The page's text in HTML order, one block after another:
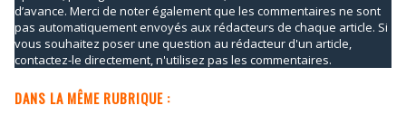
d’avance. Merci de noter également que les commentaires ne sont
pas automatiquement envoyés aux rédacteurs de chaque article. Si
vous souhaitez poser une question au rédacteur d'un article,
contactez-le directement, n'utilisez pas les commentaires.
DANS LA MÊME RUBRIQUE :